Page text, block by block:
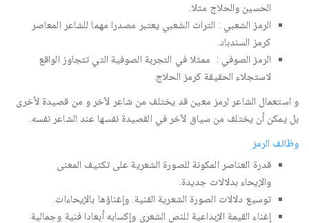
الحسين والحلاج مثلا.
الرمز الشعبي : التراث الشعبي يعتبر مصدرا مهما للشاعر المعاصر
كرمز السندباد.
الرمز الصوفي : ممثلا في التجربة الصوفية التي تتجاوز الواقع
لاستجلاء الحقيقة كرمز الحلاج.
و استعمال الشاعر لرمز معين قد يختلف من شاعر لآخر و من قصيدة لأخرى
بل يمكن أن يختلف من سياق لآخر في القصيدة نفسها عند الشاعر نفسه.
وظائف الرمز
قدرة العناصر المكونة للصورة الشعرية على تكثيف المعنى
والإيحاء بدلالات جديدة.
توسيع دلالات الصورة الشعرية الفنية. وإغناؤها بالإيحاءات.
إغناء القيمة الإبداعية للنص الشعري وإكسابه أبعادا فنية وجمالية